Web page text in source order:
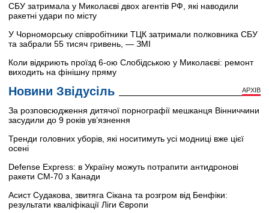
СБУ затримала у Миколаєві двох агентів РФ, які наводили
ракетні удари по місту
У Чорноморську співробітники ТЦК затримали полковника СБУ
та забрали 55 тисяч гривень, — ЗМІ
Коли відкриють проїзд 6-ою Слобідською у Миколаєві: ремонт
виходить на фінішну пряму
Новини Звідусіль АРХІВ
За розповсюдження дитячої порнографії мешканця Вінниччини
засудили до 9 років ув’язнення
Тренди головних уборів, які носитимуть усі модниці вже цієї
осені
Defense Express: в Україну можуть потрапити антидронові
ракети CM-70 з Канади
Асист Судакова, звитяга Сікана та розгром від Бенфіки:
результати кваліфікації Ліги Європи